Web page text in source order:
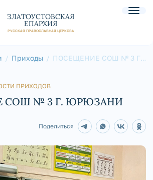
ЗЛАТОУСТОВСКАЯ
ЕПАРХИЯ
РУССКАЯ ПРАВОСЛАВНАЯ ЦЕРКОВЬ
Приходы
ПОСЕЩЕНИЕ СОШ № 3 Г.
ПРИХОДОВ
СОШ № 3 Г. ЮРЮЗАНИ
Поделиться